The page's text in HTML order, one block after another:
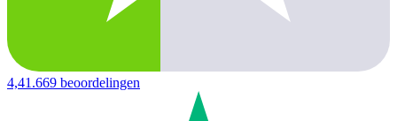
4,41.669 beoordelingen